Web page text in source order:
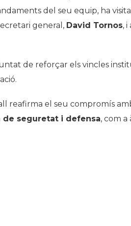
del seu equip, ha
general, David Tornos,
de reforçar els vincles
reafirma el seu compromís
de seguretat i defensa, com